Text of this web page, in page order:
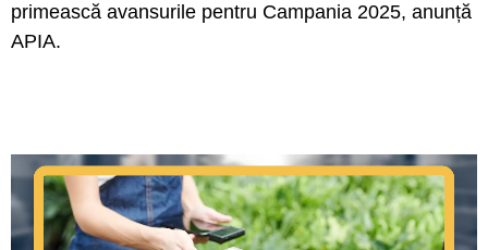
primească avansurile pentru Campania 2025, anunță
APIA.